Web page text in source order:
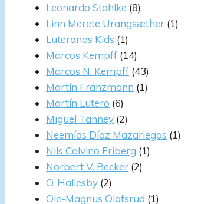
Leonardo Stahlke (8)
Linn Merete Urangsæther (1)
Luteranos Kids (1)
Marcos Kempff (14)
Marcos N. Kempff (43)
Martín Franzmann (1)
Martín Lutero (6)
Miguel Tanney (2)
Neemías Díaz Mazariegos (1)
Nils Calvino Friberg (1)
Norbert V. Becker (2)
O. Hallesby (2)
Ole-Magnus Olafsrud (1)